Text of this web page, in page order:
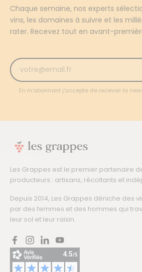
Chaque semaine, nos experts
vins, les domaines à suivre et les
rater. Recevez tout en avant-
En m'abonnant j'accepte de recevoir la
Les Grappes est le premier partenaire
producteurs : artisans, récoltants et
Depuis 2014, Les Grappes déniche des
par des femmes et des hommes qui
leur sol et leur raisin.
FacebookInstagram
LinkedInYouTube